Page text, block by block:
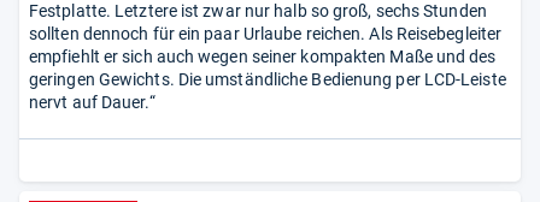
Festplatte. Letztere ist zwar nur halb so groß, sechs Stunden
sollten dennoch für ein paar Urlaube reichen. Als Reisebegleiter
empfiehlt er sich auch wegen seiner kompakten Maße und des
geringen Gewichts. Die umständliche Bedienung per LCD-Leiste
nervt auf Dauer.“